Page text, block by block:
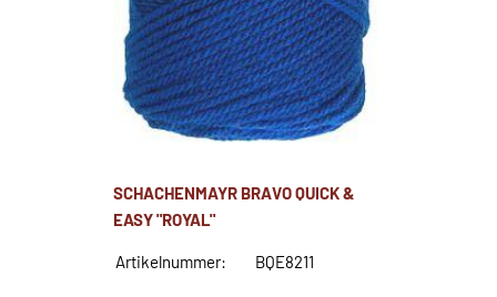
SCHACHENMAYR BRAVO QUICK &
EASY "ROYAL"
Artikelnummer: BQE8211